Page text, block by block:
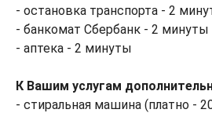
- остановка транспорта - 2
- банкомат Сбербанк - 2 минуты
- аптека - 2 минуты
К Вашим услугам
- стиральная машина (платно -